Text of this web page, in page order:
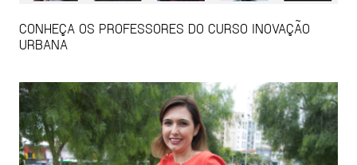
CONHEÇA OS PROFESSORES DO CURSO INOVAÇÃO
URBANA